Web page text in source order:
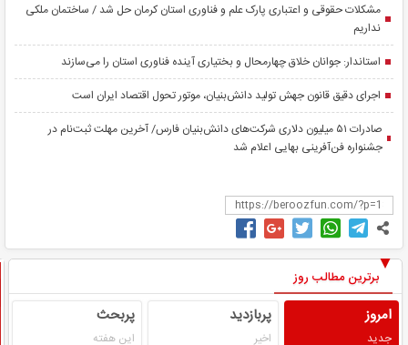
مشکلات حقوقی و اعتباری پارک علم و فناوری استان کرمان حل شد / ساختمان ملکی
نداریم
استاندار: جوانان خلاق چهارمحال و بختیاری آینده فناوری استان را می‌سازند
اجرای دقیق قانون جهش تولید دانش‌بنیان، موتور تحول اقتصاد ایران است
صادرات ۵۱ میلیون دلاری شرکت‌های دانش‌بنیان فارس/ آخرین مهلت ثبت‌نام در
جشنواره فن‌آفرینی بهایی اعلام شد
برترین مطالب روز
امروز
جدید
پربازدید
اخیر
پربحث
این هفته